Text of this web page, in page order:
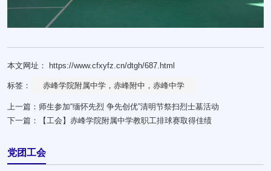
本文网址： https://www.cfxyfz.cn/dtgh/687.html
标签： 赤峰学院附属中学，赤峰附中，赤峰中学
上一篇： 师生参加“缅怀先烈 争先创优”清明节祭扫烈士墓活动
下一篇：
【工会】赤峰学院附属中学教职工排球赛取得佳绩
党团工会